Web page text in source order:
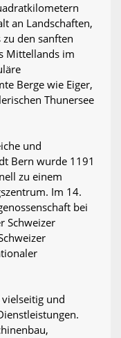
an Landschaften,
den sanften
Mittellands im
Berge wie Eiger,
Thunersee
und
Bern wurde 1191
zu einem
Im 14.
bei
Schweizer
und